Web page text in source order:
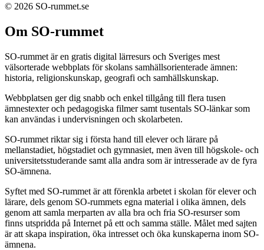
© 2026 SO-rummet.se
Om SO-rummet
SO-rummet är en gratis digital lärresurs och Sveriges mest
välsorterade webbplats för skolans samhällsorienterade ämnen:
historia, religionskunskap, geografi och samhällskunskap.
Webbplatsen ger dig snabb och enkel tillgång till flera tusen
ämnestexter och pedagogiska filmer samt tusentals SO-länkar som
kan användas i undervisningen och skolarbeten.
SO-rummet riktar sig i första hand till elever och lärare på
mellanstadiet, högstadiet och gymnasiet, men även till högskole- och
universitetsstuderande samt alla andra som är intresserade av de fyra
SO-ämnena.
Syftet med SO-rummet är att förenkla arbetet i skolan för elever och
lärare, dels genom SO-rummets egna material i olika ämnen, dels
genom att samla merparten av alla bra och fria SO-resurser som
finns utspridda på Internet på ett och samma ställe. Målet med sajten
är att skapa inspiration, öka intresset och öka kunskaperna inom SO-
ämnena.